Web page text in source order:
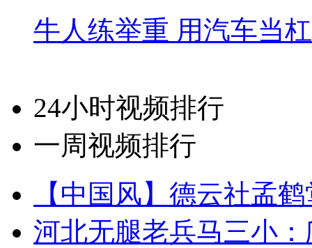
牛人练举重 用汽车当
24小时视频排行
一周视频排行
【中国风】德云社孟
河北无腿老兵马三小